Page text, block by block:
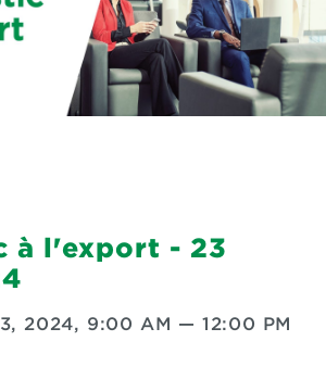
à l'export - 23
2024, 9:00 AM — 12:00 PM